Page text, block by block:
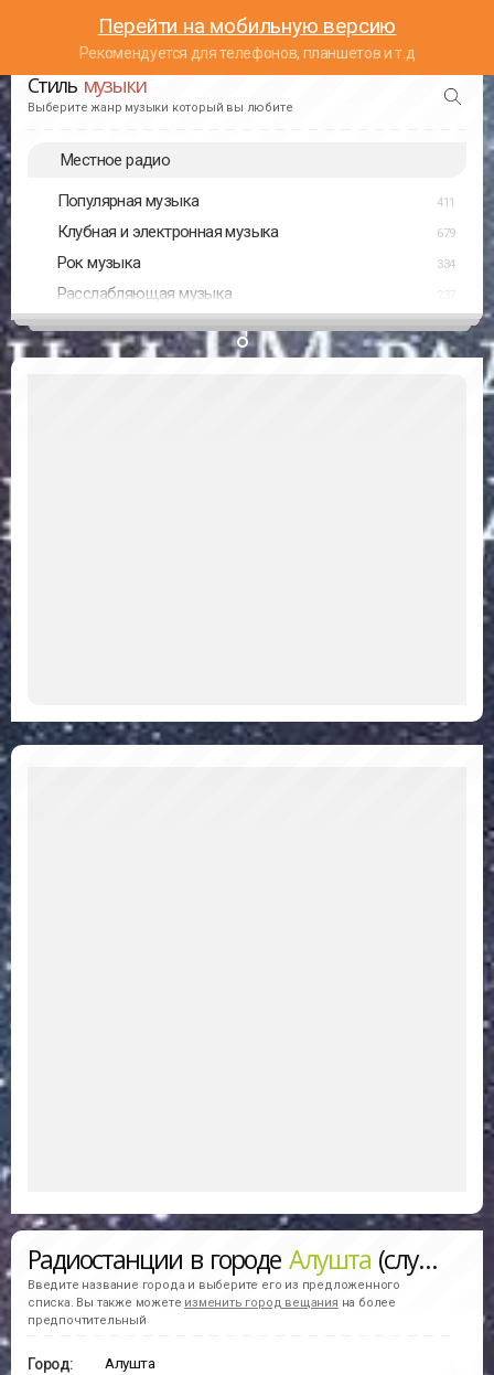
Перейти на мобильную версию
Рекомендуется для телефонов, планшетов и т.д
Стиль музыки
Выберите жанр музыки который вы любите
Местное радио
Популярная музыка 411
Клубная и электронная музыка 679
Рок музыка 334
Расслабляющая музыка
Радиостанции в городе Алушта(слушать онлайн)
Введите название города и выберите его из предложенного
списка. Вы также можете изменить город вещания на более
предпочтительный
Город: